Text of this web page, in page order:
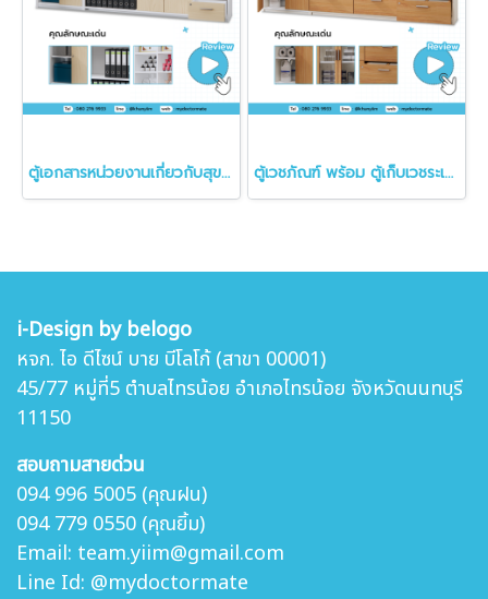
ตู้เอกสารหน่วยงานเกี่ยวกับสุขภาพ ตู้เวชภัณฑ์ พร้อม ตู้เก็บเวชระเบียน OPD card
i-Design by belogo
หจก. ไอ ดีไซน์ บาย บีโลโก้ (สาขา 00001)
45/77 หมู่ที่5 ตำบลไทรน้อย อำเภอไทรน้อย จังหวัดนนทบุรี
11150
สอบถามสายด่วน
094 996 5005 (คุณฝน)
094 779 0550 (คุณยิ้ม)
Email: team.yiim@gmail.com
Line Id: @mydoctormate